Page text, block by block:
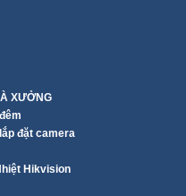
XƯỞNG
đặt camera
Hikvision